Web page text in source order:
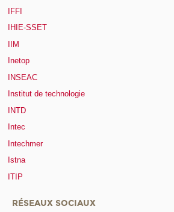
IFFI
IHIE-SSET
IIM
Inetop
INSEAC
Institut de technologie
INTD
Intec
Intechmer
Istna
ITIP
RÉSEAUX SOCIAUX